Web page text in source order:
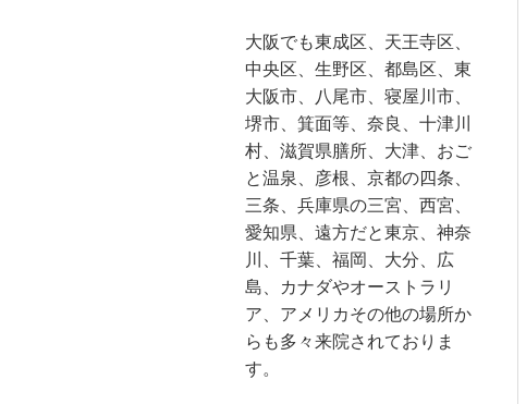
大阪でも東成区、天王寺区、
中央区、生野区、都島区、東
大阪市、八尾市、寝屋川市、
堺市、箕面等、奈良、十津川
村、滋賀県膳所、大津、おご
と温泉、彦根、京都の四条、
三条、兵庫県の三宮、西宮、
愛知県、遠方だと東京、神奈
川、千葉、福岡、大分、広
島、カナダやオーストラリ
ア、アメリカその他の場所か
らも多々来院されておりま
す。